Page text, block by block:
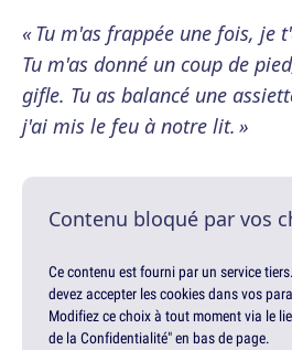
« Tu m'as frappée une fois, je
Tu m'as donné un coup de
gifle. Tu as balancé une
j'ai mis le feu à notre lit. »
Contenu bloqué par vos
Ce contenu est fourni par un service
devez accepter les cookies dans vos
Modifiez ce choix à tout moment via le
de la Confidentialité" en bas de page.